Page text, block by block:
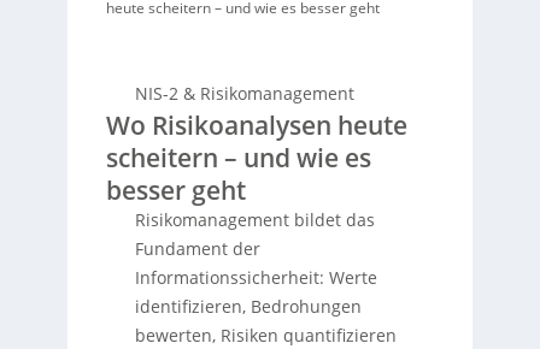
heute scheitern – und wie es besser geht
NIS-2 & Risikomanagement
Wo Risikoanalysen heute
scheitern – und wie es
besser geht
Risikomanagement bildet das
Fundament der
Informationssicherheit: Werte
identifizieren, Bedrohungen
bewerten, Risiken quantifizieren